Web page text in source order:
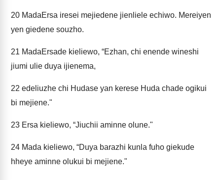
20 MadaErsa iresei mejiedene jienliele echiwo. Mereiyen
yen giedene souzho.
21 MadaErsade kieliewo, “Ezhan, chi enende wineshi
jiumi ulie duya ijienema,
22 edeliuzhe chi Hudase yan kerese Huda chade ogikui
bi mejiene."
23 Ersa kieliewo, “Jiuchii aminne olune."
24 Mada kieliewo, “Duya barazhi kunla fuho giekude
hheye aminne olukui bi mejiene."